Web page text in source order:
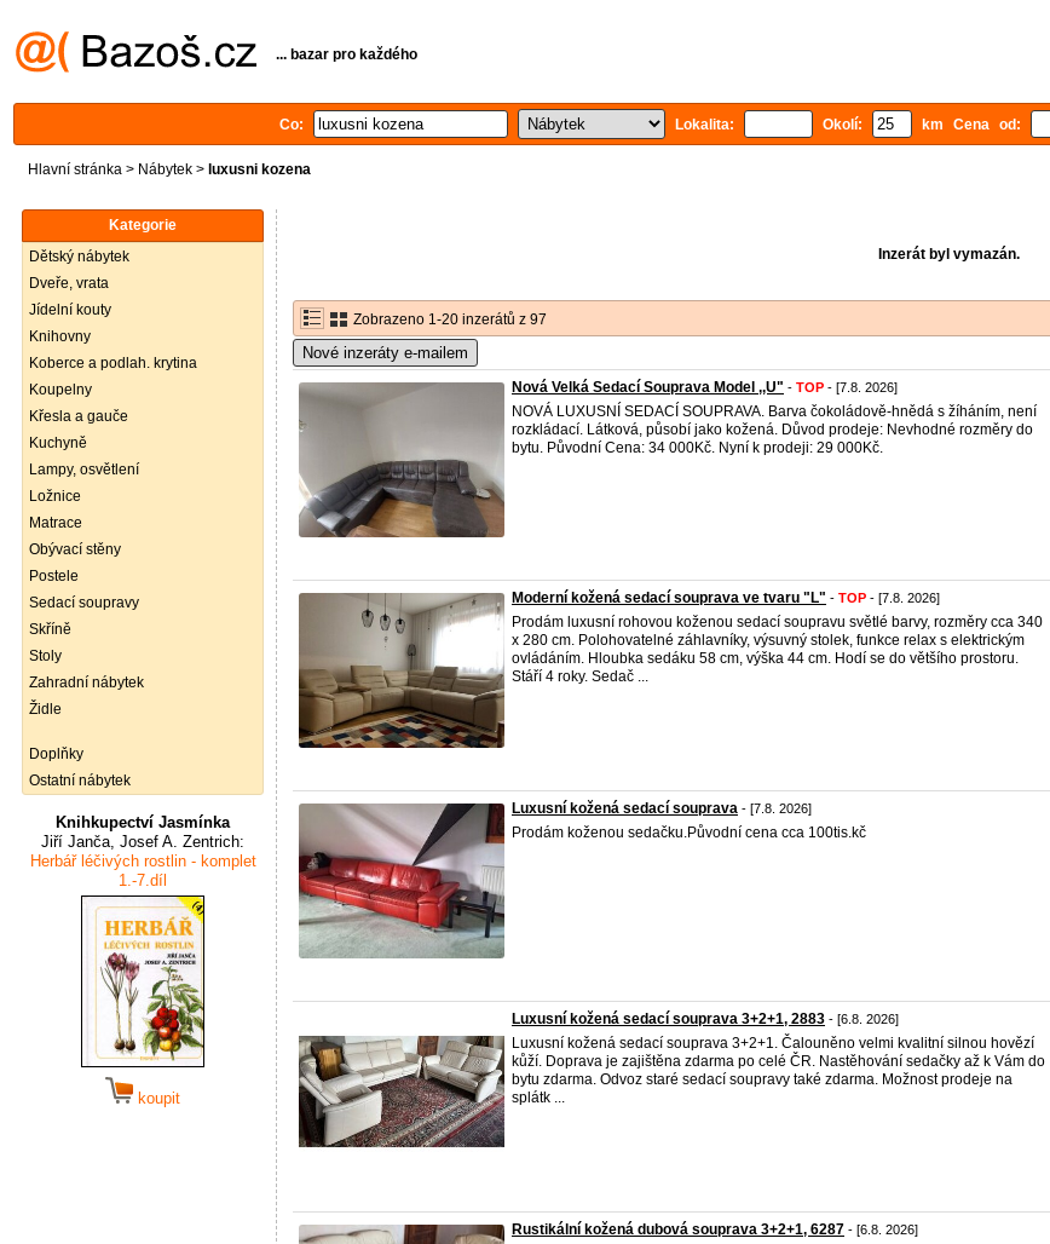
... bazar pro každého
Co: Lokalita: Okolí: km Cena od:
Hlavní stránka > Nábytek > luxusni kozena
Kategorie
Dětský nábytek
Dveře, vrata
Jídelní kouty
Knihovny
Koberce a podlah. krytina
Koupelny
Křesla a gauče
Kuchyně
Lampy, osvětlení
Ložnice
Matrace
Obývací stěny
Postele
Sedací soupravy
Skříně
Stoly
Zahradní nábytek
Židle
Doplňky
Ostatní nábytek
Knihkupectví Jasmínka
Jiří Janča, Josef A. Zentrich:
Herbář léčivých rostlin - komplet
1.-7.díl
koupit
Inzerát byl vymazán.
Zobrazeno 1-20 inzerátů z 97
Nové inzeráty e-mailem
Nová Velká Sedací Souprava Model ,,U" - TOP - [7.8. 2026]
NOVÁ LUXUSNÍ SEDACÍ SOUPRAVA. Barva čokoládově-hnědá s žíháním, není
rozkládací. Látková, působí jako kožená. Důvod prodeje: Nevhodné rozměry do
bytu. Původní Cena: 34 000Kč. Nyní k prodeji: 29 000Kč.
Moderní kožená sedací souprava ve tvaru "L" - TOP - [7.8. 2026]
Prodám luxusní rohovou koženou sedací soupravu světlé barvy, rozměry cca 340
x 280 cm. Polohovatelné záhlavníky, výsuvný stolek, funkce relax s elektrickým
ovládáním. Hloubka sedáku 58 cm, výška 44 cm. Hodí se do většího prostoru.
Stáří 4 roky. Sedač ...
Luxusní kožená sedací souprava - [7.8. 2026]
Prodám koženou sedačku.Původní cena cca 100tis.kč
Luxusní kožená sedací souprava 3+2+1, 2883 - [6.8. 2026]
Luxusní kožená sedací souprava 3+2+1. Čalouněno velmi kvalitní silnou hovězí
kůží. Doprava je zajištěna zdarma po celé ČR. Nastěhování sedačky až k Vám do
bytu zdarma. Odvoz staré sedací soupravy také zdarma. Možnost prodeje na
splátk ...
Rustikální kožená dubová souprava 3+2+1, 6287 - [6.8. 2026]